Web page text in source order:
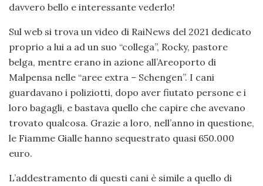
davvero bello e interessante vederlo!
Sul web si trova un video di RaiNews del 2021 dedicato
proprio a lui a ad un suo “collega”, Rocky, pastore
belga, mentre erano in azione all’Areoporto di
Malpensa nelle “aree extra – Schengen”. I cani
guardavano i poliziotti, dopo aver fiutato persone e i
loro bagagli, e bastava quello che capire che avevano
trovato qualcosa. Grazie a loro, nell’anno in questione,
le Fiamme Gialle hanno sequestrato quasi 650.000
euro.
L’addestramento di questi cani è simile a quello di